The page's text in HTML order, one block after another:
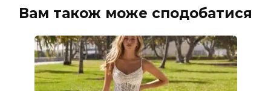
Вам також може сподобатися